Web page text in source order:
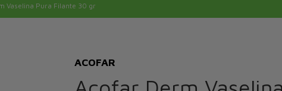
Vaselina Pura Filante 30 gr
ACOFAR